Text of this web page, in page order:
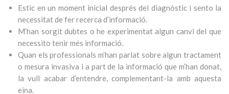
Estic en un moment inicial després del diagnòstic i sento la
necessitat de fer recerca d’informació.
M’han sorgit dubtes o he experimentat algun canvi del que
necessito tenir més informació.
Quan els professionals m’han parlat sobre algun tractament
o mesura invasiva i a part de la informació que m’han donat,
la vull acabar d’entendre, complementant-la amb aquesta
eina.